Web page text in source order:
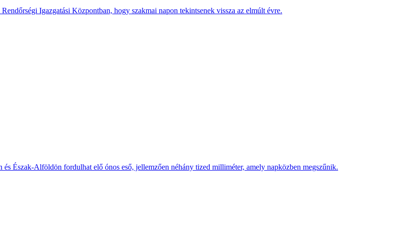
Igazgatási Központban, hogy szakmai napon tekintsenek vissza az elmúlt évre.
és Észak-Alföldön fordulhat elő ónos eső, jellemzően néhány tized milliméter, amely napközben megszűnik.